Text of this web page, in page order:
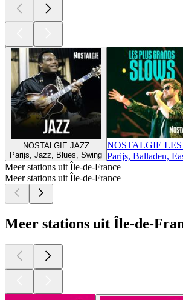
NOSTALGIE JAZZ
Parijs, Jazz, Blues, Swing
NOSTALGIE
Parijs, Balladen,
Meer stations uit Île-de-France
Meer stations uit Île-de-France
Meer stations uit Île-de-